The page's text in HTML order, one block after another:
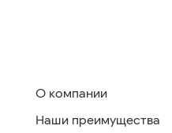
О компании
Наши преимущества